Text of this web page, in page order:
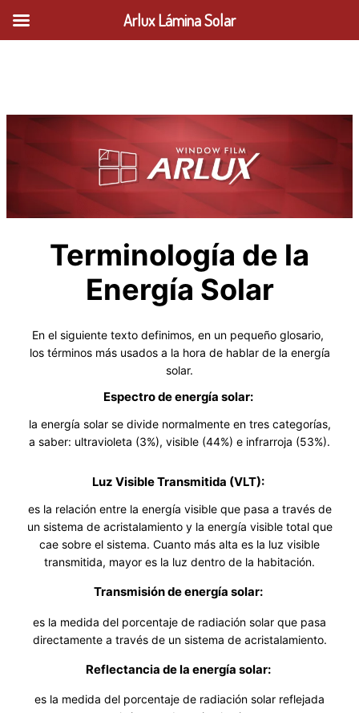
Terminología de la
Energía Solar
En el siguiente texto definimos, en un pequeño glosario,
los términos más usados a la hora de hablar de la energía
solar.
Espectro de energía solar:
la energía solar se divide normalmente en tres categorías,
a saber: ultravioleta (3%), visible (44%) e infrarroja (53%).
Luz Visible Transmitida (VLT):
es la relación entre la energía visible que pasa a través de
un sistema de acristalamiento y la energía visible total que
cae sobre el sistema. Cuanto más alta es la luz visible
transmitida, mayor es la luz dentro de la habitación.
Transmisión de energía solar:
es la medida del porcentaje de radiación solar que pasa
directamente a través de un sistema de acristalamiento.
Reflectancia de la energía solar:
es la medida del porcentaje de radiación solar reflejada
Arlux Lámina Solar